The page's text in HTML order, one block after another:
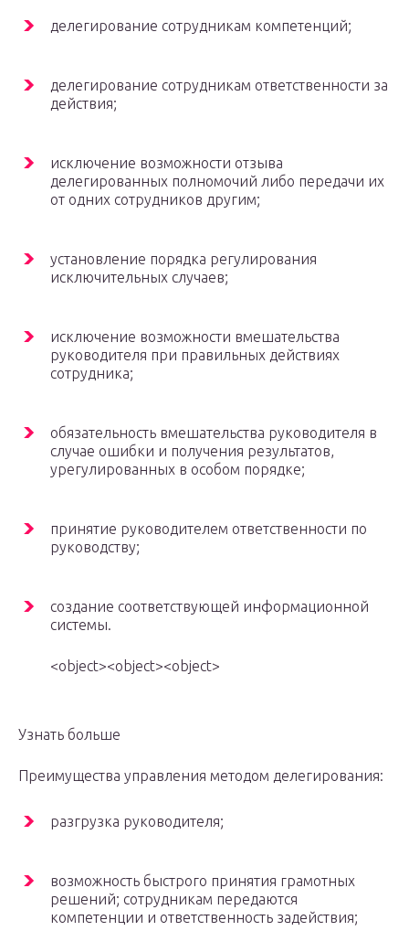
делегирование сотрудникам компетенций;
делегирование сотрудникам ответственности за
действия;
исключение возможности отзыва
делегированных полномочий либо передачи их
от одних сотрудников другим;
установление порядка регулирования
исключительных случаев;
исключение возможности вмешательства
руководителя при правильных действиях
сотрудника;
обязательность вмешательства руководителя в
случае ошибки и получения результатов,
урегулированных в особом порядке;
принятие руководителем ответственности по
руководству;
создание соответствующей информационной
системы.
<object><object><object>
Узнать больше
Преимущества управления методом делегирования:
разгрузка руководителя;
возможность быстрого принятия грамотных
решений; сотрудникам передаются
компетенции и ответственность задействия;